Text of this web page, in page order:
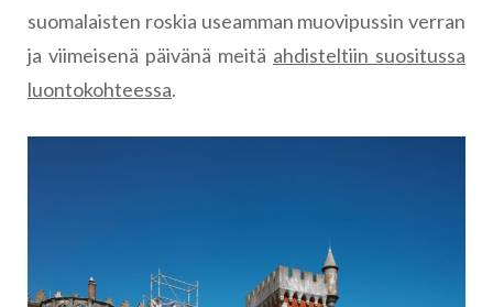
suomalaisten roskia useamman muovipussin verran
ja viimeisenä päivänä meitä ahdisteltiin suositussa
luontokohteessa.